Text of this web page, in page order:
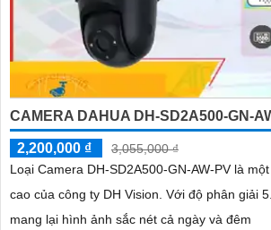
CAMERA DAHUA DH-SD2A500-GN-
2,200,000 ₫
3,055,000 ₫
Loại Camera DH-SD2A500-GN-AW-PV là
cao của công ty DH Vision. Với độ phân giải 5.0 MP, camera này
mang lại hình ảnh sắc nét cả ngày và đêm